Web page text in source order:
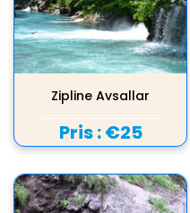
Zipline Avsallar
Pris :€25